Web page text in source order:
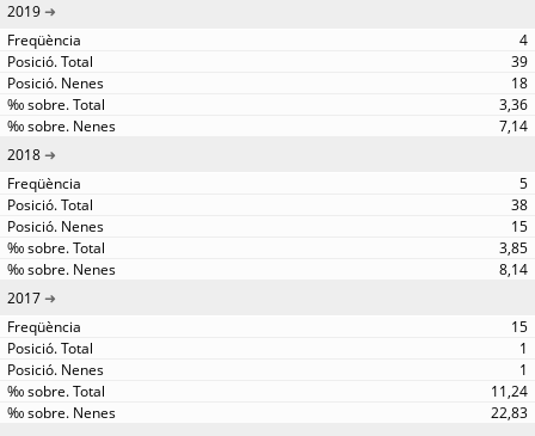
2019
4
39
18
3,36
7,14
2018
5
38
15
3,85
8,14
2017
15
1
1
11,24
22,83